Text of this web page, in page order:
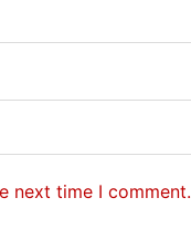
next time I comment.